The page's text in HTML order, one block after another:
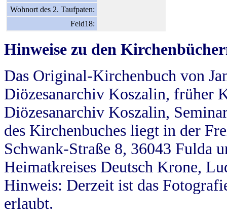
Wohnort des 2. Taufpaten:
Feld18:
Hinweise zu den
Das Original-Kirchenbuch von
Diözesanarchiv Koszalin, früher
Diözesanarchiv Koszalin,
des Kirchenbuches liegt in der
Schwank-Straße 8, 36043 Fulda
Heimatkreises Deutsch Krone,
Hinweis: Derzeit ist das
erlaubt.